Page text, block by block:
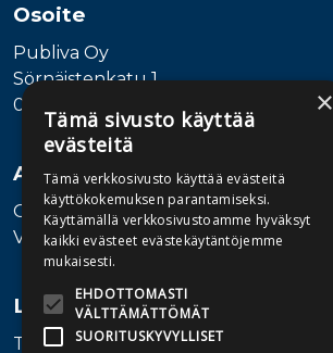
Osoite
Publiva Oy
Sörnäistenkatu 1
00580 Helsinki
Asiakaspalvelu
Ota yhteyttä
Vaihde: 010 345100
Lisätietoa
Toimitusehdot
×
Tämä sivusto käyttää
evästeitä
Tämä verkkosivusto käyttää evästeitä
käyttökokemuksen parantamiseksi.
Käyttämällä verkkosivustoamme hyväksyt
kaikki evästeet evästekäytäntöjemme
mukaisesti.
EHDOTTOMASTI
VÄLTTÄMÄTTÖMÄT
SUORITUSKYVYLLISET